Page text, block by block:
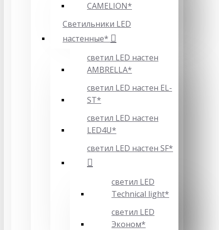
CAMELION*
Светильники LED
настенные*
светил LED настен
AMBRELLA*
светил LED настен EL-
ST*
светил LED настен
LED4U*
светил LED настен SF*
светил LED
Technical light*
светил LED
Эконом*